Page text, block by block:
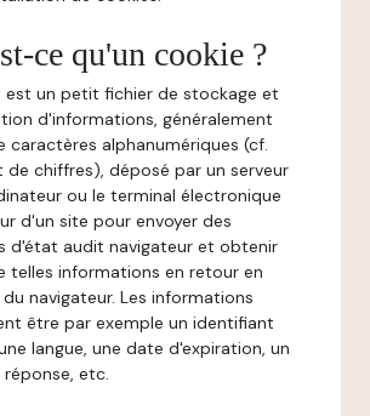
ce qu'un cookie ?
est un petit fichier de stockage et
d'informations, généralement
caractères alphanumériques (cf.
chiffres), déposé par un serveur
ou le terminal électronique
d'un site pour envoyer des
d'état audit navigateur et obtenir
telles informations en retour en
navigateur. Les informations
être par exemple un identifiant
langue, une date d'expiration, un
etc.